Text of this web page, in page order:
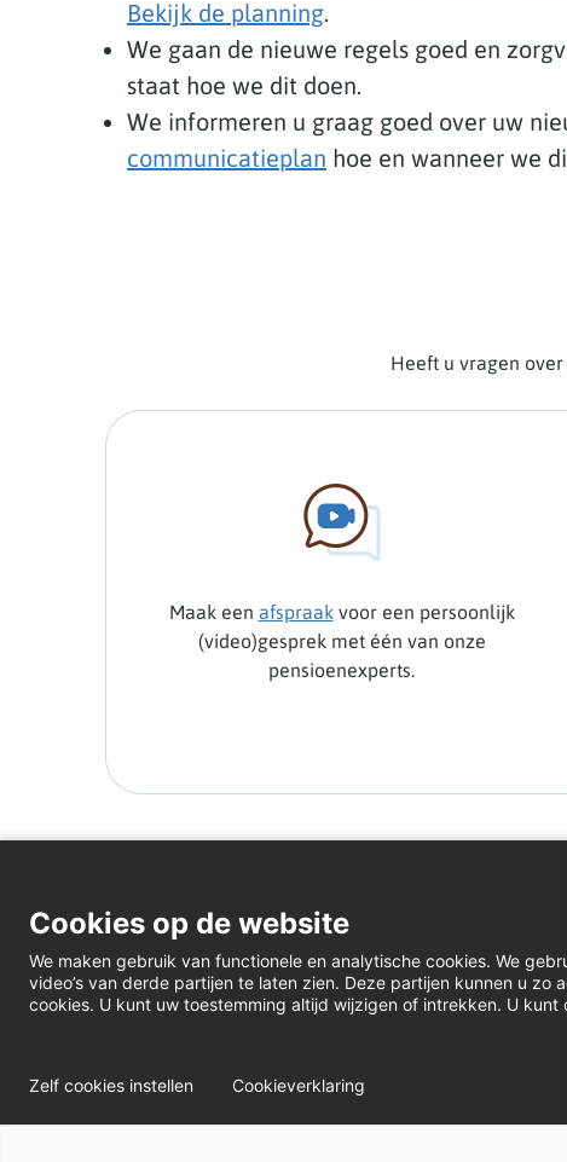
Bekijk de planning.
We gaan de nieuwe regels goed en
staat hoe we dit doen.
We informeren u graag goed over uw
communicatieplan hoe en wanneer we
Heeft u vragen
Maak een afspraakvoor een persoonlijk
(video)gesprek met één van onze
pensioenexperts.
Cookies op de website
We maken gebruik van functionele en analytische cookies. We
video’s van derde partijen te laten zien. Deze partijen kunnen u
cookies. U kunt uw toestemming altijd wijzigen of intrekken. U
Zelf cookies instellen Cookieverklaring